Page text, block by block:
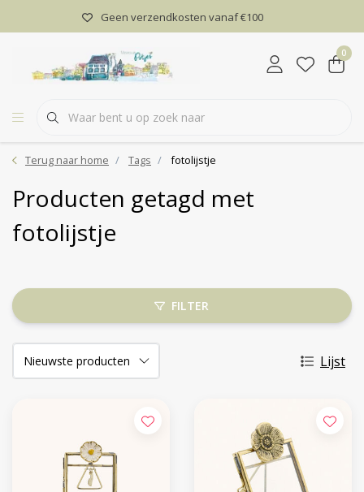
Geen verzendkosten vanaf €100
0
Terug naar home Tags fotolijstje
Producten getagd met
fotolijstje
FILTER
Lijst